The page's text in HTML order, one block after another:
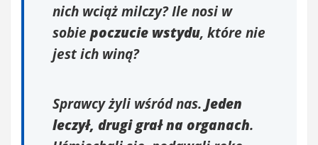
nich wciąż milczy? Ile nosi w
sobie poczucie wstydu, które nie
jest ich winą?
Sprawcy żyli wśród nas. Jeden
leczył, drugi grał na organach.